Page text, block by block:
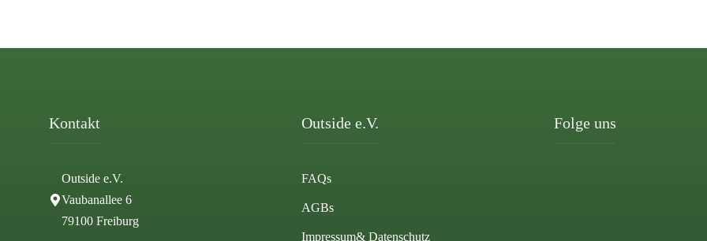
Kontakt
Outside e.V.
Vaubanallee 6
79100 Freiburg
Outside e.V.
FAQs
AGBs
Impressum& Datenschutz
Folge uns